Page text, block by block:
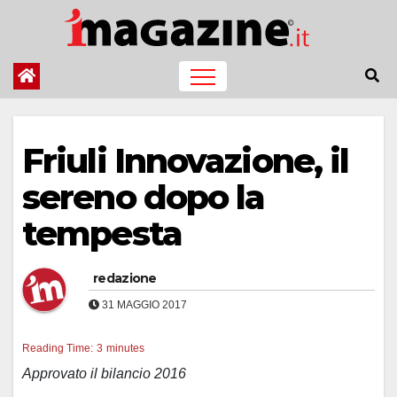
contenuto
Friuli Innovazione, il
sereno dopo la
tempesta
redazione
31 MAGGIO 2017
Reading Time: 3 minutes
Approvato il bilancio 2016